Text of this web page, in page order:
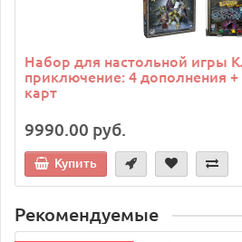
Набор для настольной игры
приключение: 4 дополнения
карт
9990.00 руб.
Купить
Рекомендуемые